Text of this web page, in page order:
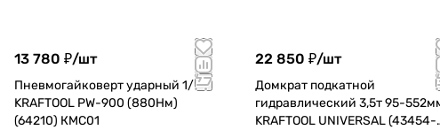
13 780 ₽/шт
Пневмогайковерт ударный 1/2"
KRAFTOOL PW-900 (880Hм)
(64210) КМС01
22 850 ₽/шт
Домкрат подкатной
гидравлический 3,5т 95-
KRAFTOOL UNIVERSAL (43454-